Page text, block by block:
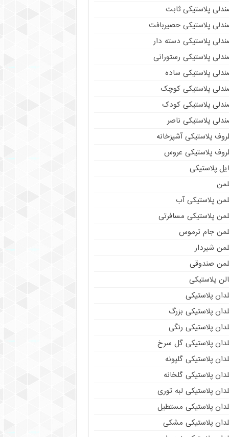
پلاستیکی ثابت
پلاستیکی حصیربافت
پلاستیکی دسته دار
پلاستیکی رستورانی
پلاستیکی ساده
پلاستیکی کوچک
پلاستیکی کودک
پلاستیکی ناصر
پلاستیکی آشپزخانه
پلاستیکی عروس
پلاستیکی
پلاستیکی آب
پلاستیکی مسافرتی
جام ترموس
شیردار
صندوقی
پلاستیکی
پلاستیکی
پلاستیکی بزرگ
پلاستیکی رنگی
پلاستیکی گل سرخ
پلاستیکی گلپونه
پلاستیکی گلخانه
پلاستیکی لبه توری
پلاستیکی مستطیل
پلاستیکی مشکی